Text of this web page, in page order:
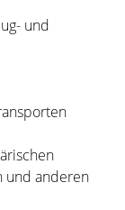
und
und anderen